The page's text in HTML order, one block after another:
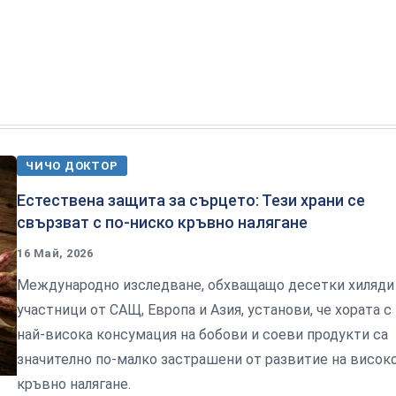
ЧИЧО ДОКТОР
Естествена защита за сърцето: Тези храни се
свързват с по-ниско кръвно налягане
16 Май, 2026
Международно изследване, обхващащо десетки хиляди
участници от САЩ, Европа и Азия, установи, че хората с
най-висока консумация на бобови и соеви продукти са
значително по-малко застрашени от развитие на
кръвно налягане.